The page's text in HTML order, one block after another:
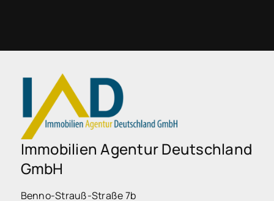
Immobilien Agentur Deutschland
GmbH
Benno-Strauß-Straße 7b